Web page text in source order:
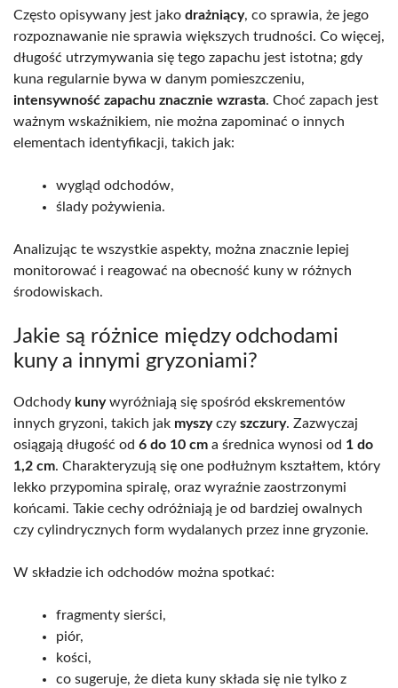
Często opisywany jest jako drażniący, co sprawia, że jego
rozpoznawanie nie sprawia większych trudności. Co więcej,
długość utrzymywania się tego zapachu jest istotna; gdy
kuna regularnie bywa w danym pomieszczeniu,
intensywność zapachu znacznie wzrasta. Choć zapach jest
ważnym wskaźnikiem, nie można zapominać o innych
elementach identyfikacji, takich jak:
wygląd odchodów,
ślady pożywienia.
Analizując te wszystkie aspekty, można znacznie lepiej
monitorować i reagować na obecność kuny w różnych
środowiskach.
Jakie są różnice między odchodami
kuny a innymi gryzoniami?
Odchody kunywyróżniają się spośród ekskrementów
innych gryzoni, takich jak myszyczy szczury. Zazwyczaj
osiągają długość od 6 do 10 cm a średnica wynosi od 1 do
1,2 cm. Charakteryzują się one podłużnym kształtem, który
lekko przypomina spiralę, oraz wyraźnie zaostrzonymi
końcami. Takie cechy odróżniają je od bardziej owalnych
czy cylindrycznych form wydalanych przez inne gryzonie.
W składzie ich odchodów można spotkać:
fragmenty sierści,
piór,
kości,
co sugeruje, że dieta kuny składa się nie tylko z